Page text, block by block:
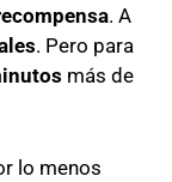
. A
. Pero para
más de
lo menos